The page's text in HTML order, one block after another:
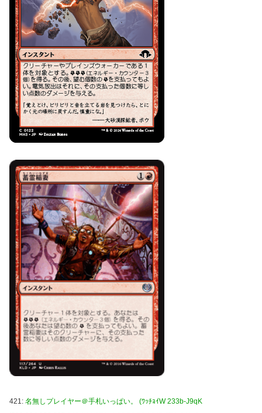
421: 名無しプレイヤー＠手札いっぱい。 (ﾜｯﾁｮｲW 233b-J9qK